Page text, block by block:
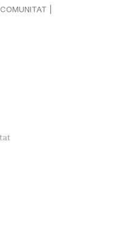
COMUNITAT